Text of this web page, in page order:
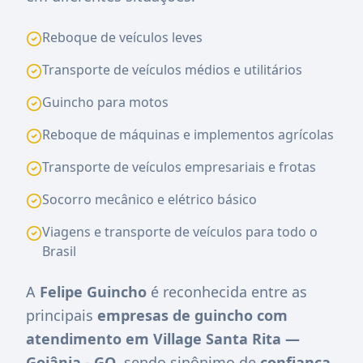
Reboque de veículos leves
Transporte de veículos médios e utilitários
Guincho para motos
Reboque de máquinas e implementos agrícolas
Transporte de veículos empresariais e frotas
Socorro mecânico e elétrico básico
Viagens e transporte de veículos para todo o
Brasil
A Felipe Guincho é reconhecida entre as
principais empresas de guincho com
atendimento em Village Santa Rita —